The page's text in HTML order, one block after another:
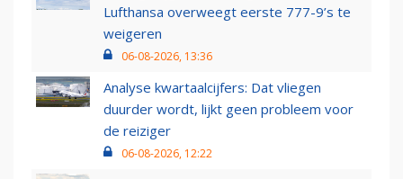
Lufthansa overweegt eerste 777-9’s te
weigeren
06-08-2026, 13:36
Analyse kwartaalcijfers: Dat vliegen
duurder wordt, lijkt geen probleem voor
de reiziger
06-08-2026, 12:22